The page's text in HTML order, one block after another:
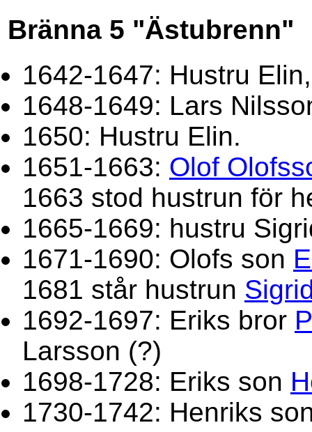
Bränna 5 "Ästubrenn"
1642-1647: Hustru
1648-1649: Lars
1650: Hustru Elin.
1651-1663: Olof
1663 stod hustrun för
1665-1669: hustru
1671-1690: Olofs son
1681 står hustrun
1692-1697: Eriks bror
Larsson (?)
1698-1728: Eriks son
1730-1742: Henriks